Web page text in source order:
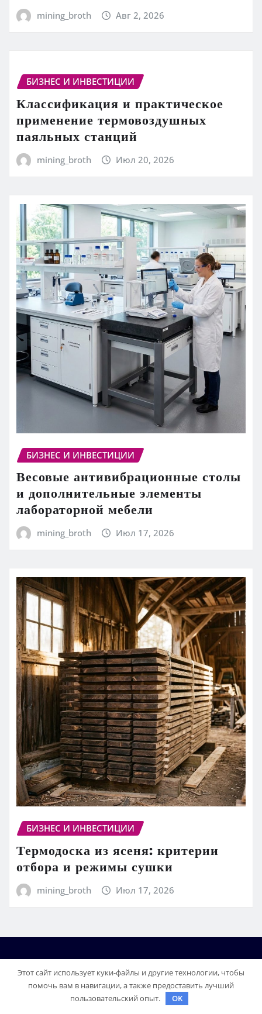
mining_broth Авг 2, 2026
БИЗНЕС И ИНВЕСТИЦИИ
Классификация и практическое
применение термовоздушных
паяльных станций
mining_broth Июл 20, 2026
БИЗНЕС И ИНВЕСТИЦИИ
Весовые антивибрационные столы
и дополнительные элементы
лабораторной мебели
mining_broth Июл 17, 2026
БИЗНЕС И ИНВЕСТИЦИИ
Термодоска из ясеня: критерии
отбора и режимы сушки
mining_broth Июл 17, 2026
Этот сайт использует куки-файлы и другие технологии, чтобы
помочь вам в навигации, а также предоставить лучший
пользовательский опыт.
OK